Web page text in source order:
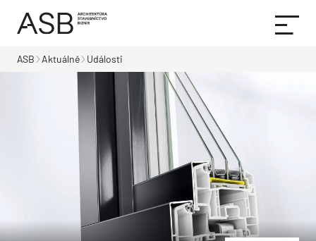
ASB Aktuálně Události